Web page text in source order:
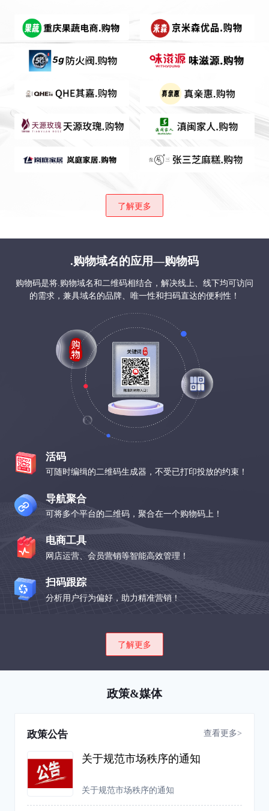
了解更多
.购物域名的应用—购物码
购物码是将.购物域名和二维码相结合，解决线上、线下均可访问
的需求，兼具域名的品牌、唯一性和扫码直达的便利性！
活码
可随时编缉的二维码生成器，不受已打印投放的约束！
导航聚合
可将多个平台的二维码，聚合在一个购物码上！
电商工具
网店运营、会员营销等智能高效管理！
扫码跟踪
分析用户行为偏好，助力精准营销！
了解更多
政策&媒体
政策公告 查看更多>
关于规范市场秩序的通知
关于规范市场秩序的通知